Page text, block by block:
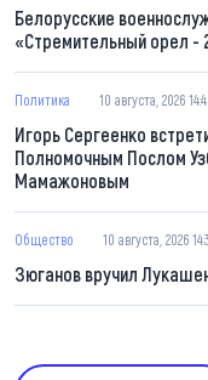
Белорусские
«Стремительный орел -
Политика 10 августа, 2026
Игорь Сергеенко
Полномочным Послом
Мамажоновым
Общество 10 августа, 2026
Зюганов вручил